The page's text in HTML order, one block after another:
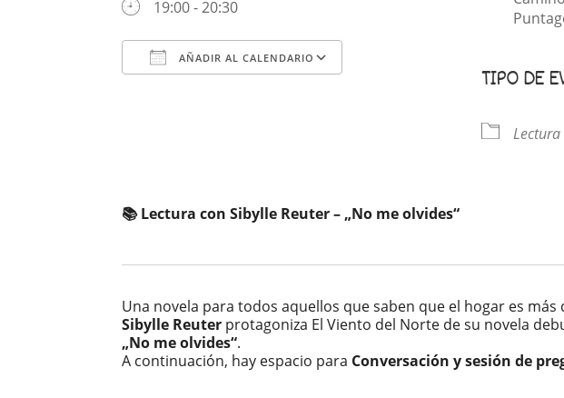
19:00 - 20:30
AÑADIR AL CALENDARIO
TIPO DE
Lectura
📚 Lectura con Sibylle Reuter – „No me olvides“
Una novela para todos aquellos que saben que el hogar es más
Sibylle Reuter protagoniza El Viento del Norte de su novela
„No me olvides“.
A continuación, hay espacio para Conversación y sesión de